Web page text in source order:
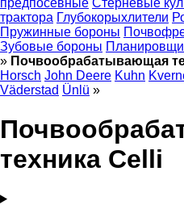
предпосевные Стерневые
трактора Глубокорыхлители
Пружинные бороны
Зубовые бороны
» Почвообрабатывающая
Horsch John Deere Kuhn
Väderstad Ünlü »
техника Celli